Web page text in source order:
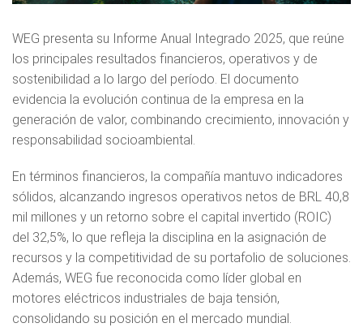
WEG presenta su Informe Anual Integrado 2025, que reúne
los principales resultados financieros, operativos y de
sostenibilidad a lo largo del período. El documento
evidencia la evolución continua de la empresa en la
generación de valor, combinando crecimiento, innovación y
responsabilidad socioambiental.
En términos financieros, la compañía mantuvo indicadores
sólidos, alcanzando ingresos operativos netos de BRL 40,8
mil millones y un retorno sobre el capital invertido (ROIC)
del 32,5%, lo que refleja la disciplina en la asignación de
recursos y la competitividad de su portafolio de soluciones.
Además, WEG fue reconocida como líder global en
motores eléctricos industriales de baja tensión,
consolidando su posición en el mercado mundial.